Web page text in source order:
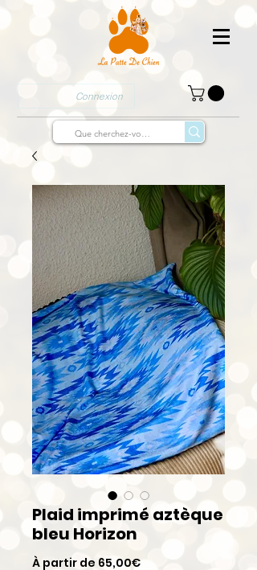
Connexion
Plaid imprimé aztèque
bleu Horizon
À partir de 65,00€Prix